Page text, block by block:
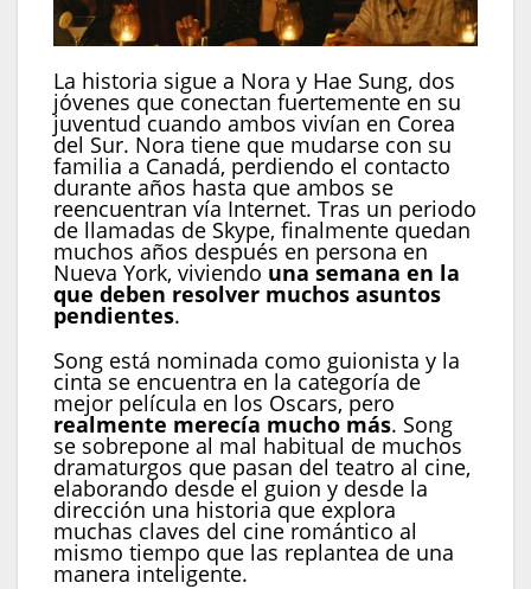
La historia sigue a Nora y Hae Sung, dos
jóvenes que conectan fuertemente en su
juventud cuando ambos vivían en Corea
del Sur. Nora tiene que mudarse con su
familia a Canadá, perdiendo el contacto
durante años hasta que ambos se
reencuentran vía Internet. Tras un periodo
de llamadas de Skype, finalmente quedan
muchos años después en persona en
Nueva York, viviendo una semana en la
que deben resolver muchos asuntos
pendientes.
Song está nominada como guionista y la
cinta se encuentra en la categoría de
mejor película en los Oscars, pero
realmente merecía mucho más. Song
se sobrepone al mal habitual de muchos
dramaturgos que pasan del teatro al cine,
elaborando desde el guion y desde la
dirección una historia que explora
muchas claves del cine romántico al
mismo tiempo que las replantea de una
manera inteligente.